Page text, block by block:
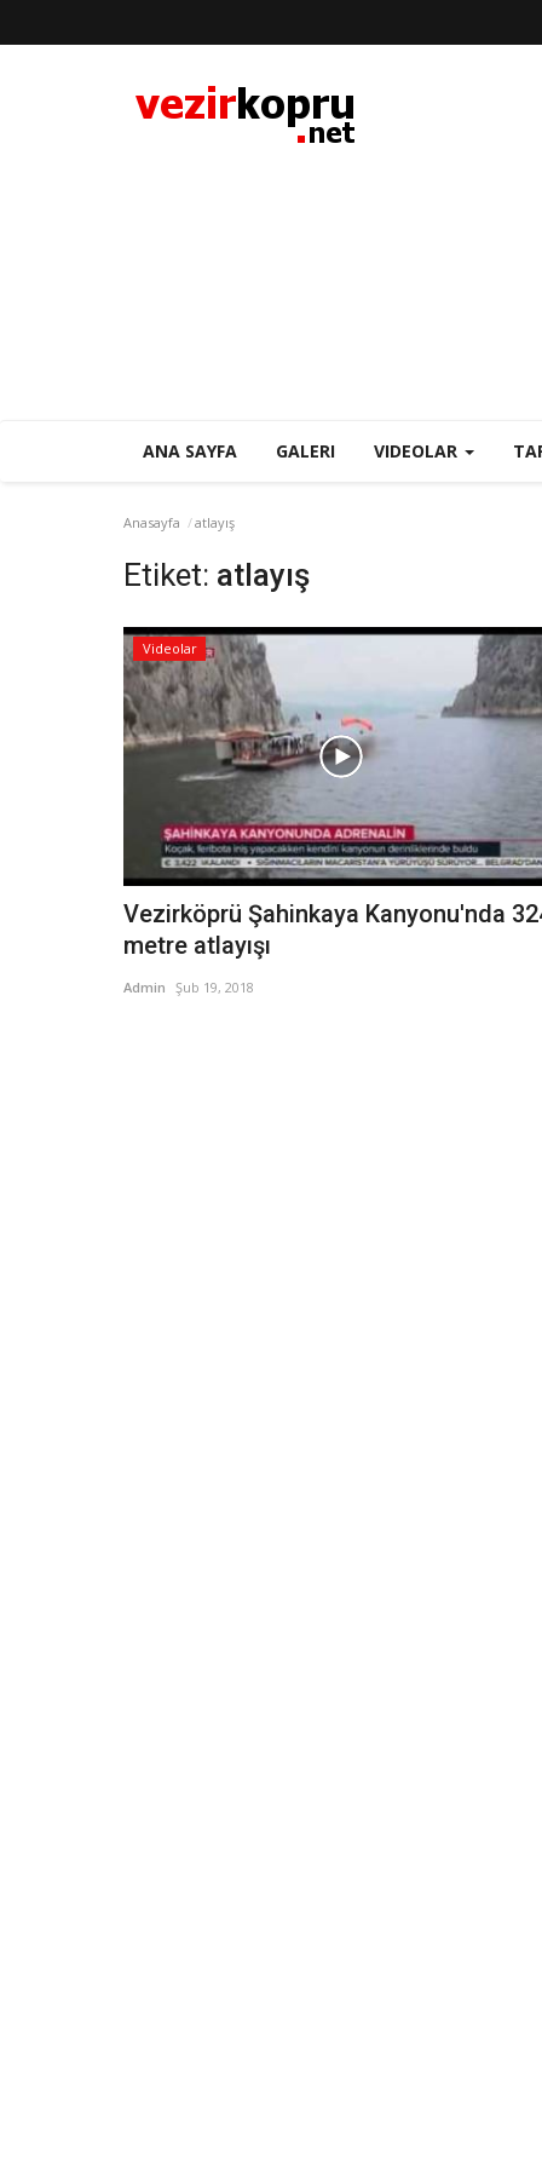
ANA SAYFA GALERI VIDEOLAR
Anasayfa atlayış
Etiket: atlayış
Videolar
Vezirköprü Şahinkaya Kanyonu'nda
metre atlayışı
Admin Şub 19, 2018